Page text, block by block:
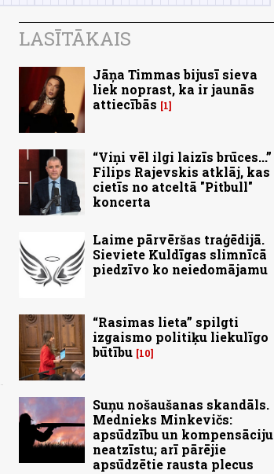
LASĪTĀKAIS
Jāņa Timmas bijusī sieva
liek noprast, ka ir jaunās
attiecībās
1
“Viņi vēl ilgi laizīs brūces...”
Filips Rajevskis atklāj, kas
cietīs no atceltā "Pitbull"
koncerta
Laime pārvēršas traģēdijā.
Sieviete Kuldīgas slimnīcā
piedzīvo ko neiedomājamu
“Rasimas lieta” spilgti
izgaismo politiķu liekulīgo
būtību 10
Suņu nošaušanas skandāls.
Mednieks Minkevičs:
apsūdzību un kompensāciju
neatzīstu; arī pārējie
apsūdzētie rausta plecus